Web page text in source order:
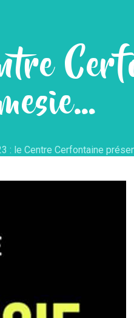
: le Centre Cerfontaine